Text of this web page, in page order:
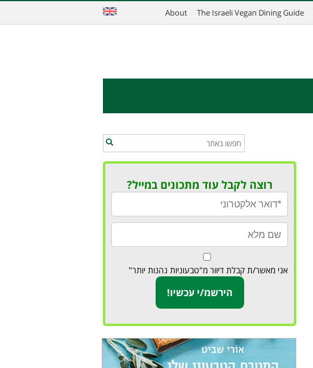
The Israeli Vegan Dining Guide
About
רוצה לקבל עוד מתכונים במייל?
אני מאשר/ת קבלת דיוור מ"טבעוניות נהנות יותר"